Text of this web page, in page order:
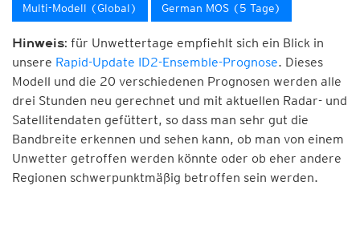
Multi-Modell (Global) German MOS (5 Tage)
Hinweis: für Unwettertage empfiehlt sich ein Blick in
unsere Rapid-Update ID2-Ensemble-Prognose. Dieses
Modell und die 20 verschiedenen Prognosen werden alle
drei Stunden neu gerechnet und mit aktuellen Radar- und
Satellitendaten gefüttert, so dass man sehr gut die
Bandbreite erkennen und sehen kann, ob man von einem
Unwetter getroffen werden könnte oder ob eher andere
Regionen schwerpunktmäßig betroffen sein werden.